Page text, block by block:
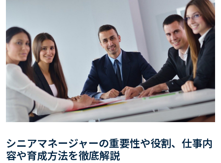
シニアマネージャーの重要性や役割、仕事内
容や育成方法を徹底解説